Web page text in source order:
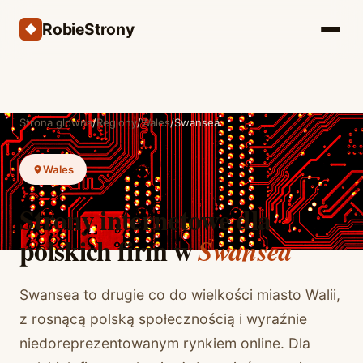
RobieStrony
Strona glowna/Regiony/Wales/Swansea
Wales
Strony internetowe dla
polskich firm wSwansea
Swansea to drugie co do wielkości miasto Walii,
z rosnącą polską społecznością i wyraźnie
niedoreprezentowanym rynkiem online. Dla